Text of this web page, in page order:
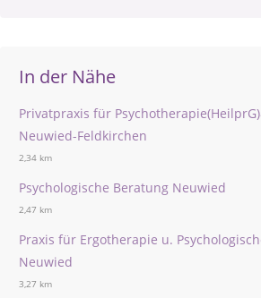
In der Nähe
Privatpraxis für
Neuwied-Feldkirchen
2,34 km
Psychologische Beratung Neuwied
2,47 km
Praxis für Ergotherapie u.
Neuwied
3,27 km